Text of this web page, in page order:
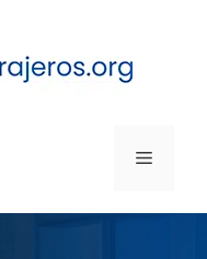
MENÚ